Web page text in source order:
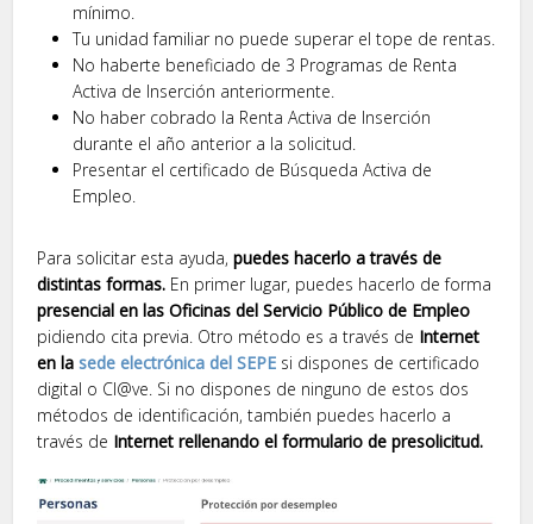
mínimo.
Tu unidad familiar no puede superar el tope de rentas.
No haberte beneficiado de 3 Programas de Renta
Activa de Inserción anteriormente.
No haber cobrado la Renta Activa de Inserción
durante el año anterior a la solicitud.
Presentar el certificado de Búsqueda Activa de
Empleo.
Para solicitar esta ayuda,puedes hacerlo a través de
distintas formas. En primer lugar, puedes hacerlo de forma
presencial en las Oficinas del Servicio Público de Empleo
pidiendo cita previa. Otro método es a través de Internet
en lasede electrónica del SEPE si dispones de certificado
digital o Cl@ve. Si no dispones de ninguno de estos dos
métodos de identificación, también puedes hacerlo a
través de Internet rellenando el formulario de presolicitud.